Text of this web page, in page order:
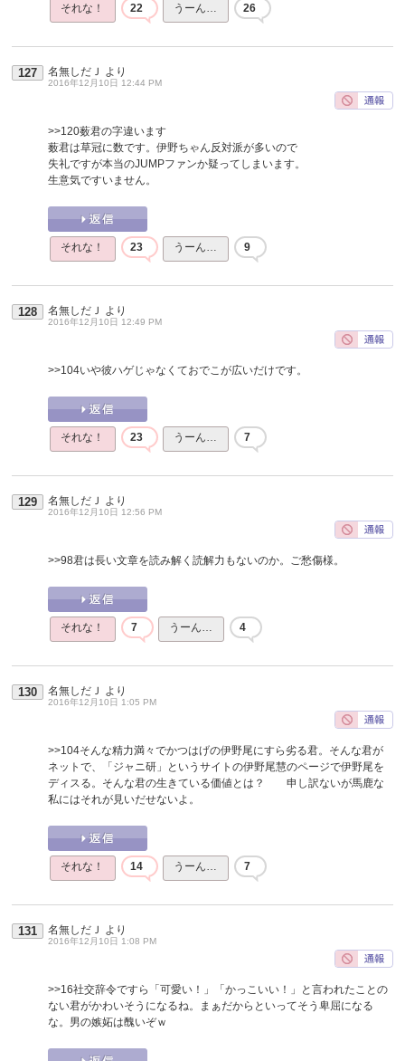
それな！ 22 うーん… 26
127 名無しだＪ より
2016年12月10日 12:44 PM
>>120薮君の字違います
薮君は草冠に数です。伊野ちゃん反対派が多いので
失礼ですが本当のJUMPファンか疑ってしまいます。
生意気ですいません。
それな！ 23 うーん… 9
128 名無しだＪ より
2016年12月10日 12:49 PM
>>104いや彼ハゲじゃなくておでこが広いだけです。
それな！ 23 うーん… 7
129 名無しだＪ より
2016年12月10日 12:56 PM
>>98君は長い文章を読み解く読解力もないのか。ご愁傷様。
それな！ 7 うーん… 4
130 名無しだＪ より
2016年12月10日 1:05 PM
>>104そんな精力満々でかつはげの伊野尾にすら劣る君。そんな君が
ネットで、「ジャニ研」というサイトの伊野尾慧のページで伊野尾を
ディスる。そんな君の生きている価値とは？ 申し訳ないが馬鹿な
私にはそれが見いだせないよ。
それな！ 14 うーん… 7
131 名無しだＪ より
2016年12月10日 1:08 PM
>>16社交辞令ですら「可愛い！」「かっこいい！」と言われたことの
ない君がかわいそうになるね。まぁだからといってそう卑屈になる
な。男の嫉妬は醜いぞｗ